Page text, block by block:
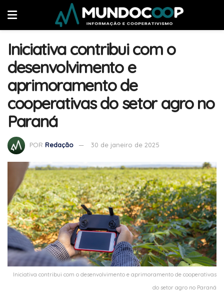
Iniciativa contribui com o
desenvolvimento e
aprimoramento de
cooperativas do setor agro no
Paraná
POR Redação 30 de janeiro de 2025
Iniciativa contribui com o desenvolvimento e aprimoramento de cooperativas
do setor agro no Paraná